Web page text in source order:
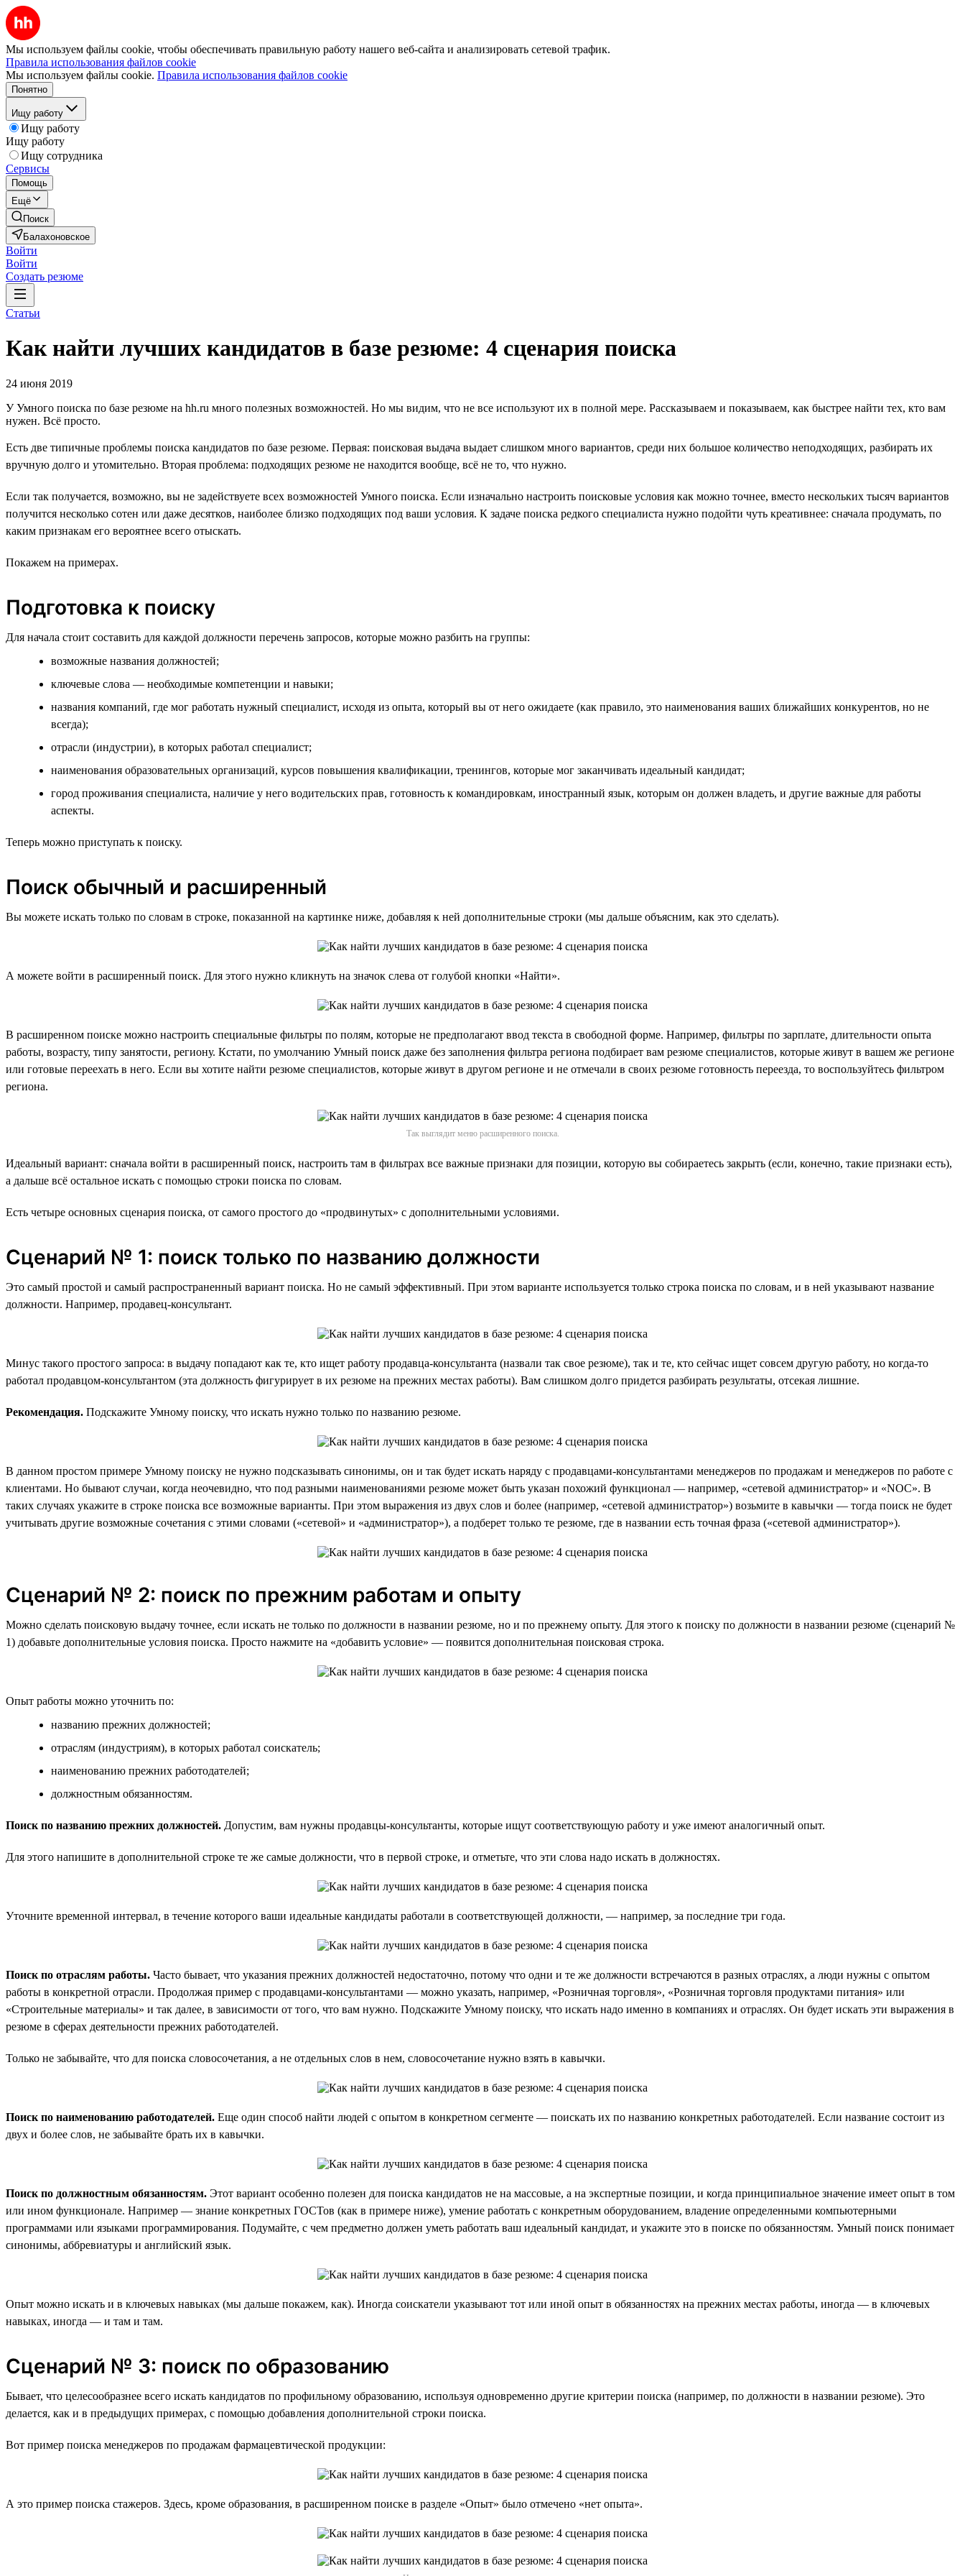
Мы используем файлы cookie, чтобы обеспечивать правильную работу нашего веб-сайта и анализировать сетевой трафик.
Правила использования файлов cookie
Мы используем файлы cookie. Правила использования файлов cookie
Понятно
Ищу работу
Ищу работу
Ищу работу
Ищу сотрудника
Сервисы
Помощь
Ещё
Поиск
Балахоновское
Войти
Войти
Создать резюме
Статьи
Как найти лучших кандидатов в базе резюме: 4 сценария поиска
24 июня 2019
У Умного поиска по базе резюме на hh.ru много полезных возможностей. Но мы видим, что не все используют их в полной мере. Рассказываем и показываем, как быстрее найти тех, кто вам
нужен. Всё просто.
Есть две типичные проблемы поиска кандидатов по базе резюме. Первая: поисковая выдача выдает слишком много вариантов, среди них большое количество неподходящих, разбирать их
вручную долго и утомительно. Вторая проблема: подходящих резюме не находится вообще, всё не то, что нужно.
Если так получается, возможно, вы не задействуете всех возможностей Умного поиска. Если изначально настроить поисковые условия как можно точнее, вместо нескольких тысяч вариантов
получится несколько сотен или даже десятков, наиболее близко подходящих под ваши условия. К задаче поиска редкого специалиста нужно подойти чуть креативнее: сначала продумать, по
каким признакам его вероятнее всего отыскать.
Покажем на примерах.
Подготовка к поиску
Для начала стоит составить для каждой должности перечень запросов, которые можно разбить на группы:
возможные названия должностей;
ключевые слова — необходимые компетенции и навыки;
названия компаний, где мог работать нужный специалист, исходя из опыта, который вы от него ожидаете (как правило, это наименования ваших ближайших конкурентов, но не
всегда);
отрасли (индустрии), в которых работал специалист;
наименования образовательных организаций, курсов повышения квалификации, тренингов, которые мог заканчивать идеальный кандидат;
город проживания специалиста, наличие у него водительских прав, готовность к командировкам, иностранный язык, которым он должен владеть, и другие важные для работы
аспекты.
Теперь можно приступать к поиску.
Поиск обычный и расширенный
Вы можете искать только по словам в строке, показанной на картинке ниже, добавляя к ней дополнительные строки (мы дальше объясним, как это сделать).
А можете войти в расширенный поиск. Для этого нужно кликнуть на значок слева от голубой кнопки «Найти».
В расширенном поиске можно настроить специальные фильтры по полям, которые не предполагают ввод текста в свободной форме. Например, фильтры по зарплате, длительности опыта
работы, возрасту, типу занятости, региону. Кстати, по умолчанию Умный поиск даже без заполнения фильтра региона подбирает вам резюме специалистов, которые живут в вашем же регионе
или готовые переехать в него. Если вы хотите найти резюме специалистов, которые живут в другом регионе и не отмечали в своих резюме готовность переезда, то воспользуйтесь фильтром
региона.
Так выглядит меню расширенного поиска.
Идеальный вариант: сначала войти в расширенный поиск, настроить там в фильтрах все важные признаки для позиции, которую вы собираетесь закрыть (если, конечно, такие признаки есть),
а дальше всё остальное искать с помощью строки поиска по словам.
Есть четыре основных сценария поиска, от самого простого до «продвинутых» с дополнительными условиями.
Сценарий № 1: поиск только по названию должности
Это самый простой и самый распространенный вариант поиска. Но не самый эффективный. При этом варианте используется только строка поиска по словам, и в ней указывают название
должности. Например, продавец-консультант.
Минус такого простого запроса: в выдачу попадают как те, кто ищет работу продавца-консультанта (назвали так свое резюме), так и те, кто сейчас ищет совсем другую работу, но когда-то
работал продавцом-консультантом (эта должность фигурирует в их резюме на прежних местах работы). Вам слишком долго придется разбирать результаты, отсекая лишние.
Рекомендация. Подскажите Умному поиску, что искать нужно только по названию резюме.
В данном простом примере Умному поиску не нужно подсказывать синонимы, он и так будет искать наряду с продавцами-консультантами менеджеров по продажам и менеджеров по работе с
клиентами. Но бывают случаи, когда неочевидно, что под разными наименованиями резюме может быть указан похожий функционал — например, «сетевой администратор» и «NOC». В
таких случаях укажите в строке поиска все возможные варианты. При этом выражения из двух слов и более (например, «сетевой администратор») возьмите в кавычки — тогда поиск не будет
учитывать другие возможные сочетания с этими словами («сетевой» и «администратор»), а подберет только те резюме, где в названии есть точная фраза («сетевой администратор»).
Сценарий № 2: поиск по прежним работам и опыту
Можно сделать поисковую выдачу точнее, если искать не только по должности в названии резюме, но и по прежнему опыту. Для этого к поиску по должности в названии резюме (сценарий №
1) добавьте дополнительные условия поиска. Просто нажмите на «добавить условие» — появится дополнительная поисковая строка.
Опыт работы можно уточнить по:
названию прежних должностей;
отраслям (индустриям), в которых работал соискатель;
наименованию прежних работодателей;
должностным обязанностям.
Поиск по названию прежних должностей. Допустим, вам нужны продавцы-консультанты, которые ищут соответствующую работу и уже имеют аналогичный опыт.
Для этого напишите в дополнительной строке те же самые должности, что в первой строке, и отметьте, что эти слова надо искать в должностях.
Уточните временной интервал, в течение которого ваши идеальные кандидаты работали в соответствующей должности, — например, за последние три года.
Поиск по отраслям работы. Часто бывает, что указания прежних должностей недостаточно, потому что одни и те же должности встречаются в разных отраслях, а люди нужны с опытом
работы в конкретной отрасли. Продолжая пример с продавцами-консультантами — можно указать, например, «Розничная торговля», «Розничная торговля продуктами питания» или
«Строительные материалы» и так далее, в зависимости от того, что вам нужно. Подскажите Умному поиску, что искать надо именно в компаниях и отраслях. Он будет искать эти выражения в
резюме в сферах деятельности прежних работодателей.
Только не забывайте, что для поиска словосочетания, а не отдельных слов в нем, словосочетание нужно взять в кавычки.
Поиск по наименованию работодателей. Еще один способ найти людей с опытом в конкретном сегменте — поискать их по названию конкретных работодателей. Если название состоит из
двух и более слов, не забывайте брать их в кавычки.
Поиск по должностным обязанностям. Этот вариант особенно полезен для поиска кандидатов не на массовые, а на экспертные позиции, и когда принципиальное значение имеет опыт в том
или ином функционале. Например — знание конкретных ГОСТов (как в примере ниже), умение работать с конкретным оборудованием, владение определенными компьютерными
программами или языками программирования. Подумайте, с чем предметно должен уметь работать ваш идеальный кандидат, и укажите это в поиске по обязанностям. Умный поиск понимает
синонимы, аббревиатуры и английский язык.
Опыт можно искать и в ключевых навыках (мы дальше покажем, как). Иногда соискатели указывают тот или иной опыт в обязанностях на прежних местах работы, иногда — в ключевых
навыках, иногда — и там и там.
Сценарий № 3: поиск по образованию
Бывает, что целесообразнее всего искать кандидатов по профильному образованию, используя одновременно другие критерии поиска (например, по должности в названии резюме). Это
делается, как и в предыдущих примерах, с помощью добавления дополнительной строки поиска.
Вот пример поиска менеджеров по продажам фармацевтической продукции:
А это пример поиска стажеров. Здесь, кроме образования, в расширенном поиске в разделе «Опыт» было отмечено «нет опыта».